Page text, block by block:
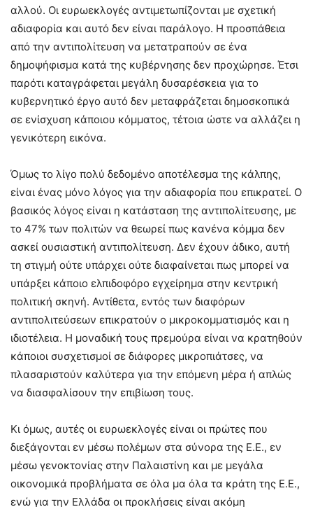
αλλού. Οι ευρωεκλογές αντιμετωπίζονται με σχετική
αδιαφορία και αυτό δεν είναι παράλογο. Η προσπάθεια
από την αντιπολίτευση να μετατραπούν σε ένα
δημοψήφισμα κατά της κυβέρνησης δεν προχώρησε. Έτσι
παρότι καταγράφεται μεγάλη δυσαρέσκεια για το
κυβερνητικό έργο αυτό δεν μεταφράζεται δημοσκοπικά
σε ενίσχυση κάποιου κόμματος, τέτοια ώστε να αλλάζει η
γενικότερη εικόνα.
Όμως το λίγο πολύ δεδομένο αποτέλεσμα της κάλπης,
είναι ένας μόνο λόγος για την αδιαφορία που επικρατεί. Ο
βασικός λόγος είναι η κατάσταση της αντιπολίτευσης, με
το 47% των πολιτών να θεωρεί πως κανένα κόμμα δεν
ασκεί ουσιαστική αντιπολίτευση. Δεν έχουν άδικο, αυτή
τη στιγμή ούτε υπάρχει ούτε διαφαίνεται πως μπορεί να
υπάρξει κάποιο ελπιδοφόρο εγχείρημα στην κεντρική
πολιτική σκηνή. Αντίθετα, εντός των διαφόρων
αντιπολιτεύσεων επικρατούν ο μικροκομματισμός και η
ιδιοτέλεια. Η μοναδική τους πρεμούρα είναι να κρατηθούν
κάποιοι συσχετισμοί σε διάφορες μικροπιάτσες, να
πλασαριστούν καλύτερα για την επόμενη μέρα ή απλώς
να διασφαλίσουν την επιβίωση τους.
Κι όμως, αυτές οι ευρωεκλογές είναι οι πρώτες που
διεξάγονται εν μέσω πολέμων στα σύνορα της Ε.Ε., εν
μέσω γενοκτονίας στην Παλαιστίνη και με μεγάλα
οικονομικά προβλήματα σε όλα μα όλα τα κράτη της Ε.Ε.,
ενώ για την Ελλάδα οι προκλήσεις είναι ακόμη